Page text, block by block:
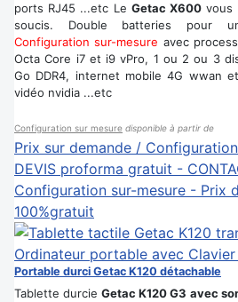
ports RJ45 ...etc Le Getac X600 vous
soucis. Double batteries pour
Configuration sur-mesure avec
Octa Core i7 et i9 vPro, 1 ou 2 ou 3
Go DDR4, internet mobile 4G wwan
vidéo nvidia ...etc
Configuration sur mesure disponible à partir de
Prix sur demande /
DEVIS proforma gratuit -
Configuration sur-mesure - Prix
100%gratuit
Portable durci Getac K120 détachable
Tablette durcieGetac K120 G3 avec